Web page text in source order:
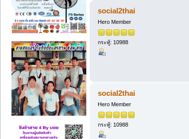
social2thai
Hero Member
กระทู้: 10988
social2thai
Hero Member
กระทู้: 10988